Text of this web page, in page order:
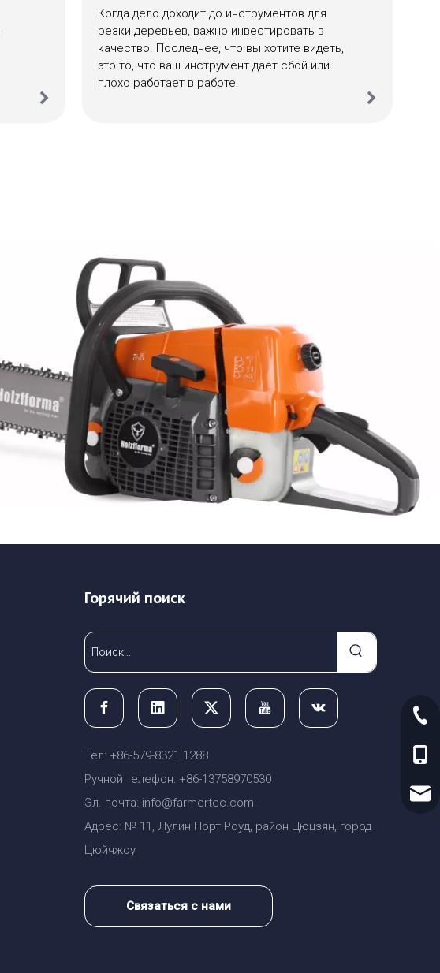
Когда дело доходит до инструментов для
резки деревьев, важно инвестировать в
качество. Последнее, что вы хотите видеть,
это то, что ваш инструмент дает сбой или
плохо работает в работе.
Горячий поиск
Тел: +86-579-8321 1288
Ручной телефон: +86-13758970530
Эл. почта: info@farmertec.com
Адрес: № 11, Лулин Норт Роуд, район Цюцзян, город
Цюйчжоу
Связаться с нами
+86-